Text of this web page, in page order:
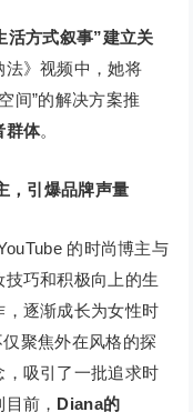
活方式叙事”建立关
法》视频中，她将
间”的解决方案推
群体。
，引爆品牌声量
的时尚博主与
巧和积极向上的生
逐渐成长为女性时
聚焦外在风格的探
吸引了一批追求时
前， Diana的